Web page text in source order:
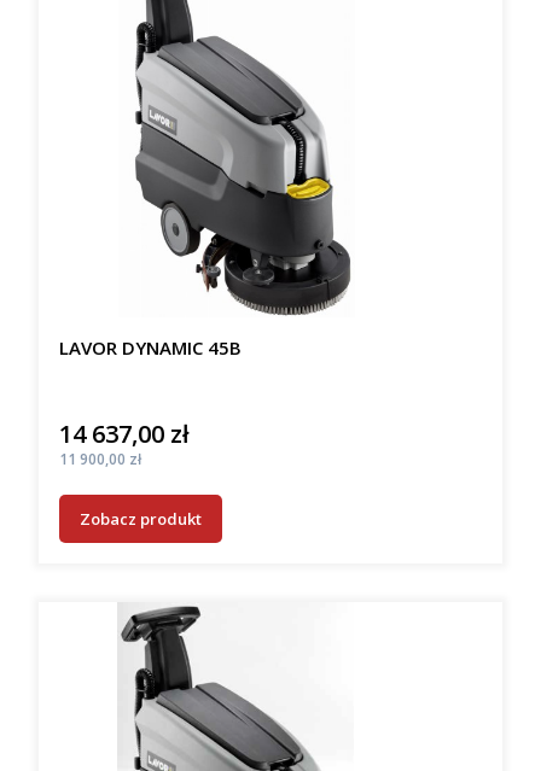
LAVOR DYNAMIC 45B
Cena
14 637,00 zł
Cena
11 900,00 zł
Zobacz produkt